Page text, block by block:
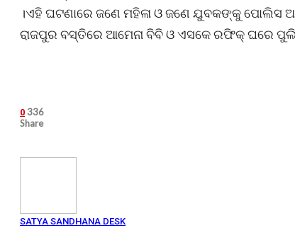
।ଏହି ଘଟଣାରେ ଜଣେ ମହିଳା ଓ ଜଣେ ଯୁବକଙ୍କୁ ପୋଲିସ
ରାଜପୁର ବସ୍ତିରେ ଆମେନା ବିବି ଓ ଏସକେ ରଫିକ୍ ଘରେ
0 336
Share
SATYA SANDHANA DESK